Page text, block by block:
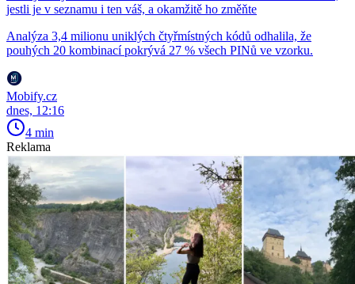
jestli je v seznamu i ten váš, a okamžitě ho změňte
Analýza 3,4 milionu uniklých čtyřmístných kódů odhalila, že
pouhých 20 kombinací pokrývá 27 % všech PINů ve vzorku.
Mobify.cz
dnes, 12:16
4 min
Reklama